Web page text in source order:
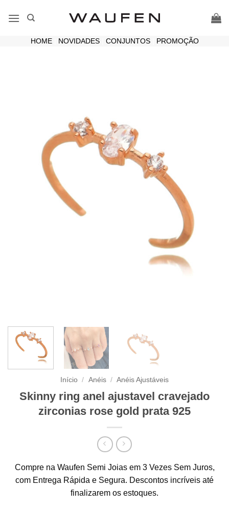
HOME| NOVIDADES| CONJUNTOS| PROMOÇÃO
Início / Anéis / Anéis Ajustáveis
Skinny ring anel ajustavel cravejado
zirconias rose gold prata 925
Compre na Waufen Semi Joias em 3 Vezes Sem Juros,
com Entrega Rápida e Segura. Descontos incríveis até
finalizarem os estoques.